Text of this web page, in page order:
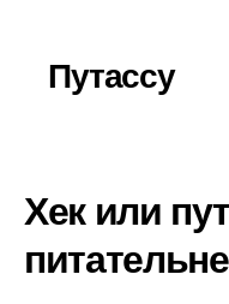
Путассу
Хек или